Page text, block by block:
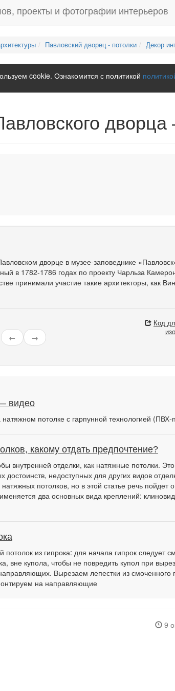
Павловский дворец - потолки Декор
cookie. Ознакомится с политикой
дворце в музее-заповеднике
в 1782-1786 годах по проекту Чарльза
принимали участие такие архитекторы, как
← →
Код
видео
потолке с гарпунной технологией (ПВХ-
какому отдать предпочтение?
внутренней отделки, как натяжные потолки.
недоступных для других видов
потолков, но в этой статье речь пойдет о
два основных вида креплений:
потолок из гипрока: для начала гипрок следует
вне купола, чтобы не повредить купол при
Вырезаем лепестки из смоченного
на направляющие
9